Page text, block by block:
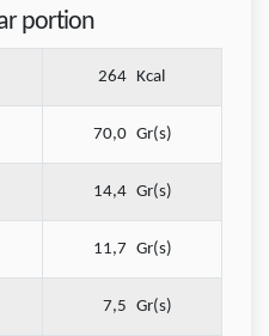
portion
264 Kcal
70,0 Gr(s)
14,4 Gr(s)
11,7 Gr(s)
7,5 Gr(s)